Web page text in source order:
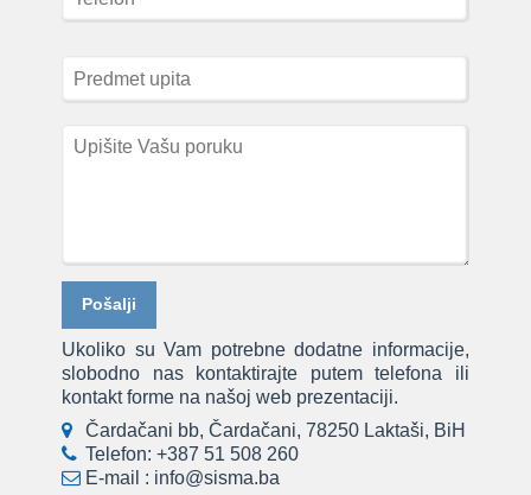
Ukoliko su Vam potrebne dodatne informacije,
slobodno nas kontaktirajte putem telefona ili
kontakt forme na našoj web prezentaciji.
Čardačani bb, Čardačani, 78250 Laktaši, BiH
Telefon: +387 51 508 260
E-mail : info@sisma.ba